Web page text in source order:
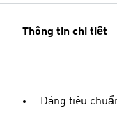
Thông tin chi tiết
Dáng tiêu